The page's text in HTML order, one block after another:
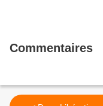
Commentaires